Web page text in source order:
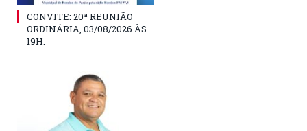
CONVITE: 20ª REUNIÃO
ORDINÁRIA, 03/08/2026 ÀS
19H.